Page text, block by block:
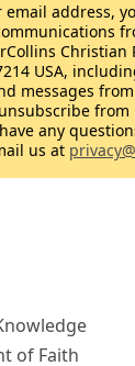
of Faith
address,
Christian
USA,
messages
from
any
us at